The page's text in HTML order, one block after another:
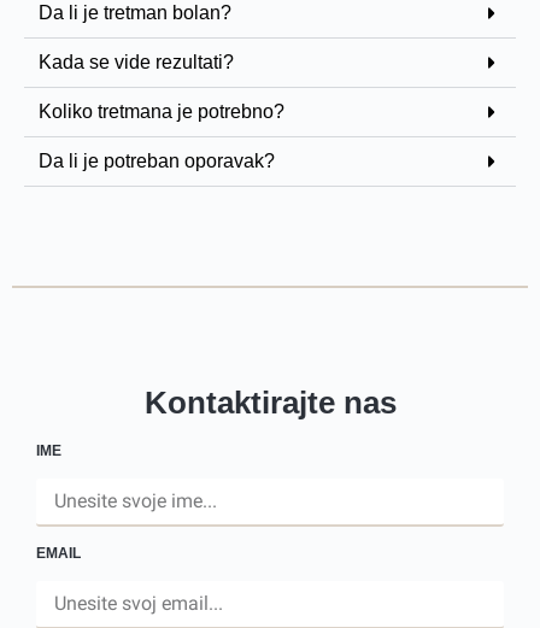
Da li je tretman bolan?
Kada se vide rezultati?
Koliko tretmana je potrebno?
Da li je potreban oporavak?
Kontaktirajte nas
IME
EMAIL